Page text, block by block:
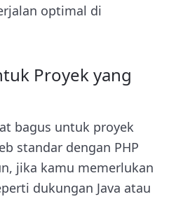
optimal di
Proyek yang
bagus untuk proyek
standar dengan PHP
jika kamu memerlukan
dukungan Java atau